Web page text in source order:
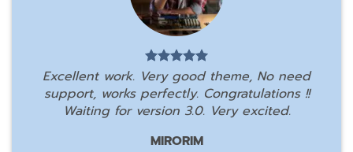
Excellent work. Very good theme, No need
support, works perfectly. Congratulations !!
Waiting for version 3.0. Very excited.
MIRORIM